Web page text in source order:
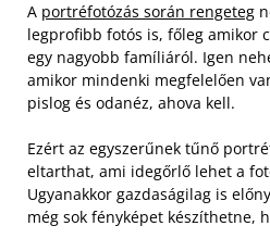
A portréfotózás során rengeteg
legprofibb fotós is, főleg amikor
egy nagyobb famíliáról. Igen
amikor mindenki megfelelően
pislog és odanéz, ahova kell.
Ezért az egyszerűnek tűnő
eltarthat, ami idegőrlő lehet a
Ugyanakkor gazdaságilag is
még sok fényképet készíthetne,